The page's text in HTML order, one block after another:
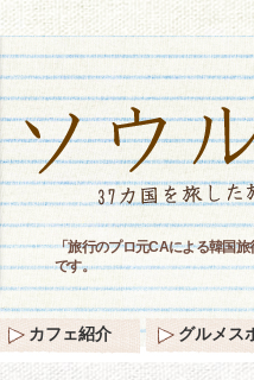
「旅行のプロ元CAによる韓国
です。
カフェ紹介 グルメス